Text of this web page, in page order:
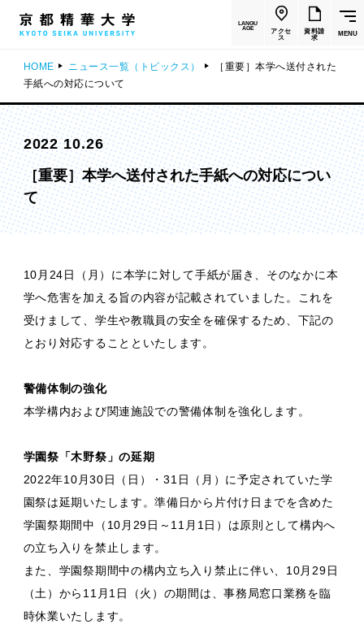
LANGU
AGE
アクセ
ス
資料請
求
MENU
HOME ニュース一覧（トピックス）
［重要］本学へ送付された
手紙への対応について
2022 10.26
［重要］本学へ送付された手紙への対応につい
て
10月24日（月）に本学に対して手紙が届き、そのなかに本
学へ危害を加える旨の内容が記載されていました。これを
受けまして、学生や教職員の安全を確保するため、下記の
とおり対応することといたします。
警備体制の強化
本学構内および関連施設での警備体制を強化します。
学園祭「木野祭」の延期
2022年10月30日（日）・31日（月）に予定されていた学
園祭は延期いたします。準備日から片付け日までを含めた
学園祭期間中（10月29日～11月1日）は原則として構内へ
の立ち入りを禁止します。
また、学園祭期間中の構内立ち入り禁止に伴い、10月29日
（土）から11月1日（火）の期間は、事務局窓口業務を臨
時休業いたします。